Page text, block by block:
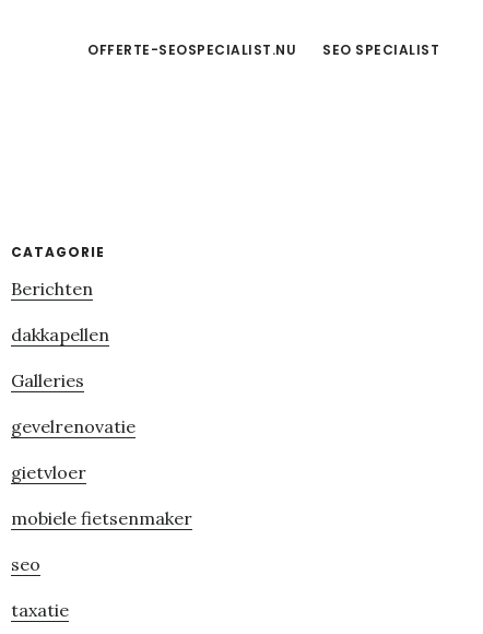
OFFERTE-SEOSPECIALIST.NU SEO SPECIALIST
Primary
Sidebar
CATAGORIE
Berichten
dakkapellen
Galleries
gevelrenovatie
gietvloer
mobiele fietsenmaker
seo
taxatie